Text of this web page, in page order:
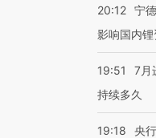
20:12 宁
影响国内
19:51
7月
持续多久
19:18
央